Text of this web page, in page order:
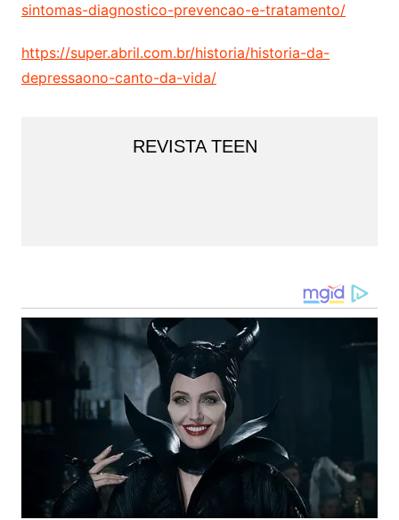
sintomas-diagnostico-prevencao-e-tratamento/
https://super.abril.com.br/historia/historia-da-
depressaono-canto-da-vida/
REVISTA TEEN